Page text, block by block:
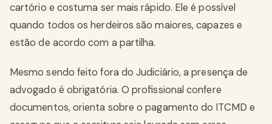
cartório e costuma ser mais rápido. Ele é possível
quando todos os herdeiros são maiores, capazes e
estão de acordo com a partilha.
Mesmo sendo feito fora do Judiciário, a presença de
advogado é obrigatória. O profissional confere
documentos, orienta sobre o pagamento do ITCMD e